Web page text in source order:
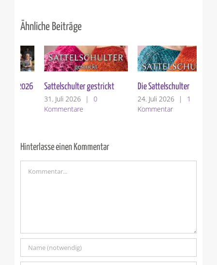
Ähnliche Beiträge
Die Sattelschulter
24. Juli 2026 |
1
Kommentar
Garnvorstellung: Woolly
Hugs BOUCLE`
17. Juli 2026 | 0
Kommentar